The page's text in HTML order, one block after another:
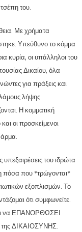
του.
Με χρήματα
Υπεύθυνο το κόμμα
κυρία, οι υπάλληλοι του
Δικαίου, όλα
για πράξεις και
λήψης
Η κομματική
οι προσκείμενοι
υπεξαιρέσεις του ιδρώτα
πόσα που *τρώγονται*
εξοπλισμών. Το
ότι συμφωνείτε.
να ΕΠΑΝΟΡΘΩΣΕΙ
της ΔΙΚΑΙΟΣΥΝΗΣ.